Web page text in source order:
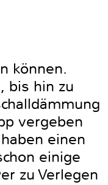
können.
bis hin zu
vergeben
einen
einige
zu Verlegen